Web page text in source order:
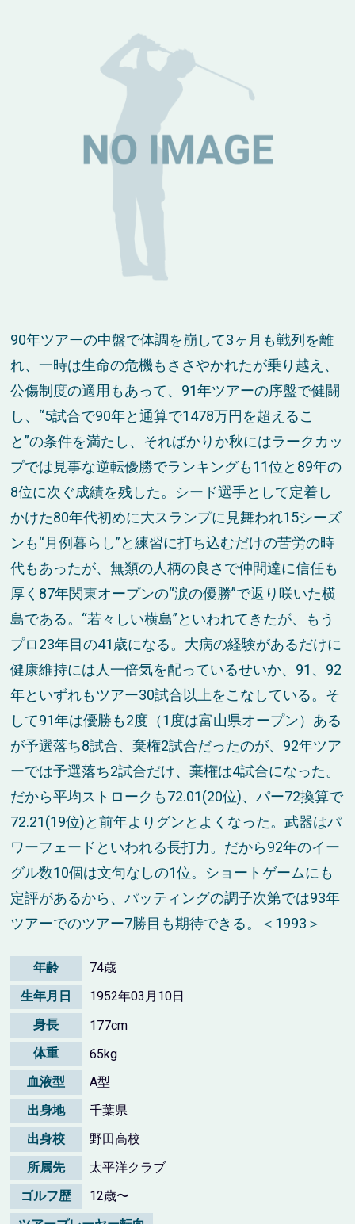
90年ツアーの中盤で体調を崩して3ヶ月も戦列を離
れ、一時は生命の危機もささやかれたが乗り越え、
公傷制度の適用もあって、91年ツアーの序盤で健闘
し、“5試合で90年と通算で1478万円を超えるこ
と”の条件を満たし、そればかりか秋にはラークカッ
プでは見事な逆転優勝でランキングも11位と89年の
8位に次ぐ成績を残した。シード選手として定着し
かけた80年代初めに大スランプに見舞われ15シーズ
ンも“月例暮らし”と練習に打ち込むだけの苦労の時
代もあったが、無類の人柄の良さで仲間達に信任も
厚く87年関東オープンの“涙の優勝”で返り咲いた横
島である。“若々しい横島”といわれてきたが、もう
プロ23年目の41歳になる。大病の経験があるだけに
健康維持には人一倍気を配っているせいか、91、92
年といずれもツアー30試合以上をこなしている。そ
して91年は優勝も2度（1度は富山県オープン）ある
が予選落ち8試合、棄権2試合だったのが、92年ツア
ーでは予選落ち2試合だけ、棄権は4試合になった。
だから平均ストロークも72.01(20位)、パー72換算で
72.21(19位)と前年よりグンとよくなった。武器はパ
ワーフェードといわれる長打力。だから92年のイー
グル数10個は文句なしの1位。ショートゲームにも
定評があるから、パッティングの調子次第では93年
ツアーでのツアー7勝目も期待できる。＜1993＞
年齢
74歳
生年月日
1952年03月10日
身長
177cm
体重
65kg
血液型
A型
出身地
千葉県
出身校
野田高校
所属先
太平洋クラブ
ゴルフ歴
12歳〜